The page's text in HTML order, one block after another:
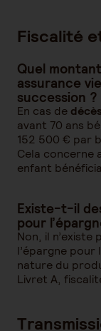
Fiscalité
Quel
assurance
succession ?
En cas de
avant 70 ans
152 500 € par
Cela concerne
enfant
Existe-t-il
pour
Non, il n’existe
l’épargne pour
nature du
Livret A,